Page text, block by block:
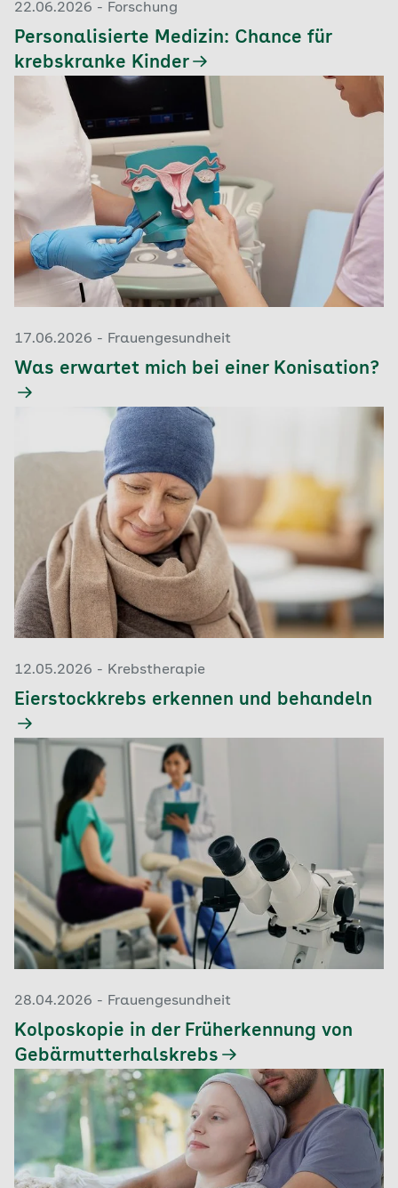
22.06.2026 - Forschung
Personalisierte Medizin: Chance für
krebskranke Kinder
17.06.2026 - Frauengesundheit
Was erwartet mich bei einer Konisation?
12.05.2026 - Krebstherapie
Eierstockkrebs erkennen und behandeln
28.04.2026 - Frauengesundheit
Kolposkopie in der Früherkennung von
Gebärmutterhalskrebs